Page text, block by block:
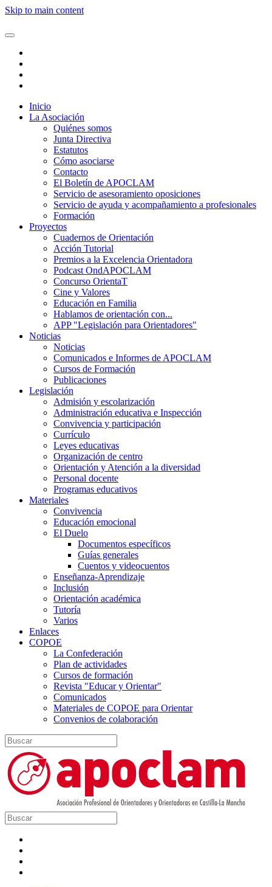
Skip to main content
Inicio
La Asociación
Quiénes somos
Junta Directiva
Estatutos
Cómo asociarse
Contacto
El Boletín de APOCLAM
Servicio de asesoramiento oposiciones
Servicio de ayuda y acompañamiento a profesionales
Formación
Proyectos
Cuadernos de Orientación
Acción Tutorial
Premios a la Excelencia Orientadora
Podcast OndAPOCLAM
Concurso OrientaT
Cine y Valores
Educación en Familia
Hablamos de orientación con...
APP "Legislación para Orientadores"
Noticias
Noticias
Comunicados e Informes de APOCLAM
Cursos de Formación
Publicaciones
Legislación
Admisión y escolarización
Administración educativa e Inspección
Convivencia y participación
Currículo
Leyes educativas
Organización de centro
Orientación y Atención a la diversidad
Personal docente
Programas educativos
Materiales
Convivencia
Educación emocional
El Duelo
Documentos específicos
Guías generales
Cuentos y videocuentos
Enseñanza-Aprendizaje
Inclusión
Orientación académica
Tutoría
Varios
Enlaces
COPOE
La Confederación
Plan de actividades
Cursos de formación
Revista "Educar y Orientar"
Comunicados
Materiales de COPOE para Orientar
Convenios de colaboración